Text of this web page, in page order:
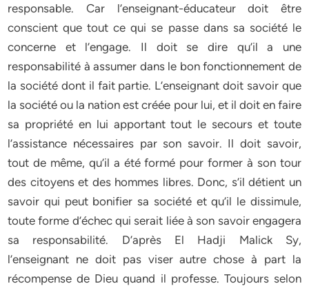
responsable. Car l’enseignant-éducateur doit être
conscient que tout ce qui se passe dans sa société le
concerne et l’engage. Il doit se dire qu’il a une
responsabilité à assumer dans le bon fonctionnement de
la société dont il fait partie. L’enseignant doit savoir que
la société ou la nation est créée pour lui, et il doit en faire
sa propriété en lui apportant tout le secours et toute
l’assistance nécessaires par son savoir. Il doit savoir,
tout de même, qu’il a été formé pour former à son tour
des citoyens et des hommes libres. Donc, s’il détient un
savoir qui peut bonifier sa société et qu’il le dissimule,
toute forme d’échec qui serait liée à son savoir engagera
sa responsabilité. D’après El Hadji Malick Sy,
l’enseignant ne doit pas viser autre chose à part la
récompense de Dieu quand il professe. Toujours selon